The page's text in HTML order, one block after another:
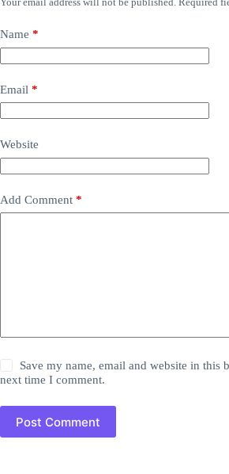
Name *
Email *
Website
Add Comment *
Save my name, email and website in this
next time I comment.
Post Comment